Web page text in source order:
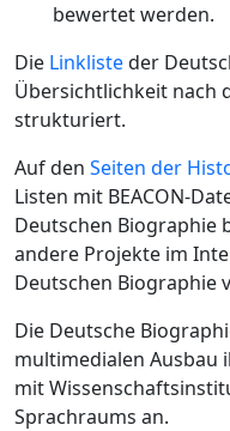
bewertet werden.
Die Linklisteder
Übersichtlichkeit nach
strukturiert.
Auf den Seiten der
Listen mit BEACON-
Deutschen Biographie
andere Projekte im
Deutschen Biographie
Die Deutsche
multimedialen Ausbau
mit
Sprachraums an.